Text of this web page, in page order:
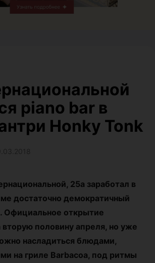
piano bar в
Honky Tonk
25а заработал в
достаточно демократичный
. Официальное открытие
вторую половину апреля, но уже
насладиться блюдами,
на гриле Barbacoa, под ритмы